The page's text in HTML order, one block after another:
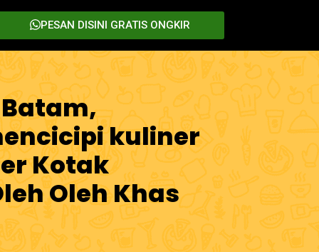
PESAN DISINI GRATIS ONGKIR
kuliner
Kotak
Oleh Khas